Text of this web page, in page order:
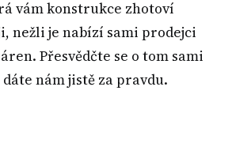
vám konstrukce zhotoví
nežli je nabízí sami prodejci
Přesvědčte se o tom sami
nám jistě za pravdu.